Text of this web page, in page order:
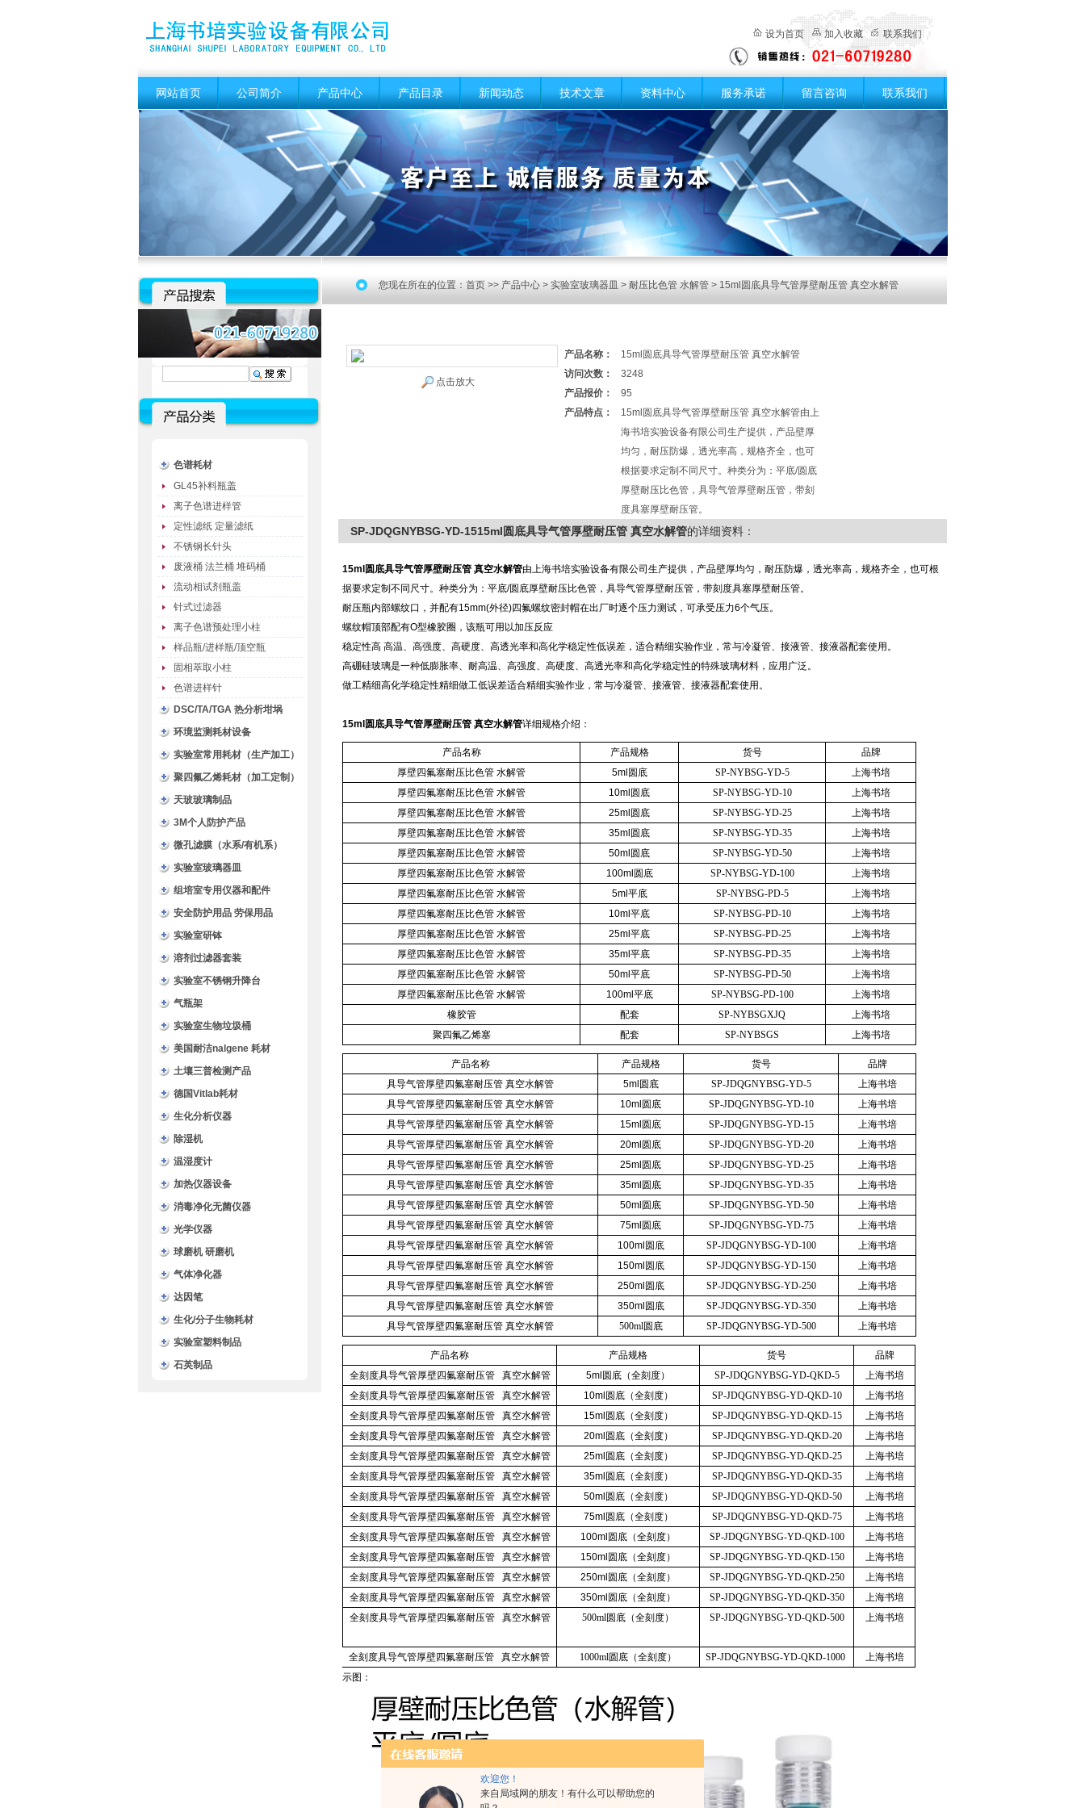
欢迎您！
来自局域网的朋友！有什么可以帮助您的
设为首页 加入收藏 联系我们
网站首页 公司简介 产品中心 产品目录 新闻动态 技术文章 资料中心 服务承诺 留言咨询 联系我们
色谱耗材
GL45补料瓶盖
离子色谱进样管
定性滤纸 定量滤纸
不锈钢长针头
废液桶 法兰桶 堆码桶
流动相试剂瓶盖
针式过滤器
离子色谱预处理小柱
样品瓶/进样瓶/顶空瓶
固相萃取小柱
色谱进样针
DSC/TA/TGA 热分析坩埚
环境监测耗材设备
实验室常用耗材（生产加工）
聚四氟乙烯耗材（加工定制）
天玻玻璃制品
3M个人防护产品
微孔滤膜（水系/有机系）
实验室玻璃器皿
组培室专用仪器和配件
安全防护用品 劳保用品
实验室研钵
溶剂过滤器套装
实验室不锈钢升降台
气瓶架
实验室生物垃圾桶
美国耐洁nalgene 耗材
土壤三普检测产品
德国Vitlab耗材
生化分析仪器
除湿机
温湿度计
加热仪器设备
消毒净化无菌仪器
光学仪器
球磨机 研磨机
气体净化器
达因笔
生化/分子生物耗材
实验室塑料制品
石英制品
您现在所在的位置： 首页 >> 产品中心 > 实验室玻璃器皿 > 耐压比色管 水解管 > 15ml圆底具导气管厚壁耐压管 真空水解管
点击放大
产品名称：
15ml圆底具导气管厚壁耐压管 真空水解管
访问次数：
3248
产品报价：
95
产品特点：
15ml圆底具导气管厚壁耐压管 真空水解管由上
海书培实验设备有限公司生产提供，产品壁厚
均匀，耐压防爆，透光率高，规格齐全，也可
根据要求定制不同尺寸。种类分为：平底/圆底
厚壁耐压比色管，具导气管厚壁耐压管，带刻
度具塞厚壁耐压管。
SP-JDQGNYBSG-YD-1515ml圆底具导气管厚壁耐压管 真空水解管的详细资料：
15ml圆底具导气管厚壁耐压管 真空水解管由上海书培实验设备有限公司生产提供，产品壁厚均匀，耐压防爆，透光率高，规格齐全，也可根
据要求定制不同尺寸。种类分为：平底/圆底厚壁耐压比色管，具导气管厚壁耐压管，带刻度具塞厚壁耐压管。
耐压瓶内部螺纹口，并配有15mm(外径)四氟螺纹密封帽在出厂时逐个压力测试，可承受压力6个气压。
螺纹帽顶部配有O型橡胶圈，该瓶可用以加压反应
稳定性高 高温、高强度、高硬度、高透光率和高化学稳定性低误差，适合精细实验作业，常与冷凝管、接液管、接液器配套使用。
高硼硅玻璃是一种低膨胀率、耐高温、高强度、高硬度、高透光率和高化学稳定性的特殊玻璃材料，应用广泛。
做工精细高化学稳定性精细做工低误差适合精细实验作业，常与冷凝管、接液管、接液器配套使用。
15ml圆底具导气管厚壁耐压管 真空水解管详细规格介绍：
产品名称 产品规格 货号
品牌
厚壁四氟塞耐压比色管 水解管
5ml圆底 SP-NYBSG-YD-5
上海书培
厚壁四氟塞耐压比色管 水解管
10ml圆底 SP-NYBSG-YD-10
上海书培
厚壁四氟塞耐压比色管 水解管
25ml圆底 SP-NYBSG-YD-25
上海书培
厚壁四氟塞耐压比色管 水解管
35ml圆底 SP-NYBSG-YD-35
上海书培
厚壁四氟塞耐压比色管 水解管
50ml圆底 SP-NYBSG-YD-50
上海书培
厚壁四氟塞耐压比色管 水解管
100ml圆底 SP-NYBSG-YD-100
上海书培
厚壁四氟塞耐压比色管 水解管
5ml平底 SP-NYBSG-PD-5
上海书培
厚壁四氟塞耐压比色管 水解管
10ml平底 SP-NYBSG-PD-10
上海书培
厚壁四氟塞耐压比色管 水解管
25ml平底 SP-NYBSG-PD-25
上海书培
厚壁四氟塞耐压比色管 水解管
35ml平底 SP-NYBSG-PD-35
上海书培
厚壁四氟塞耐压比色管 水解管
50ml平底 SP-NYBSG-PD-50
上海书培
厚壁四氟塞耐压比色管 水解管
100ml平底 SP-NYBSG-PD-100
上海书培
橡胶管
配套 SP-NYBSGXJQ
上海书培
聚四氟乙烯塞
配套 SP-NYBSGS 上海书培
产品名称 产品规格 货号
品牌
具导气管厚壁四氟塞耐压管 真空水解管
5ml圆底 SP-JDQGNYBSG-YD-5
上海书培
具导气管厚壁四氟塞耐压管 真空水解管
10ml圆底 SP-JDQGNYBSG-YD-10
上海书培
具导气管厚壁四氟塞耐压管 真空水解管
15ml圆底 SP-JDQGNYBSG-YD-15
上海书培
具导气管厚壁四氟塞耐压管 真空水解管
20ml圆底 SP-JDQGNYBSG-YD-20
上海书培
具导气管厚壁四氟塞耐压管 真空水解管
25ml圆底 SP-JDQGNYBSG-YD-25
上海书培
具导气管厚壁四氟塞耐压管 真空水解管
35ml圆底 SP-JDQGNYBSG-YD-35
上海书培
具导气管厚壁四氟塞耐压管 真空水解管
50ml圆底 SP-JDQGNYBSG-YD-50
上海书培
具导气管厚壁四氟塞耐压管 真空水解管
75ml圆底 SP-JDQGNYBSG-YD-75
上海书培
具导气管厚壁四氟塞耐压管 真空水解管
100ml圆底 SP-JDQGNYBSG-YD-100
上海书培
具导气管厚壁四氟塞耐压管 真空水解管
150ml圆底 SP-JDQGNYBSG-YD-150
上海书培
具导气管厚壁四氟塞耐压管 真空水解管
250ml圆底 SP-JDQGNYBSG-YD-250
上海书培
具导气管厚壁四氟塞耐压管 真空水解管
350ml圆底 SP-JDQGNYBSG-YD-350
上海书培
具导气管厚壁四氟塞耐压管 真空水解管
500ml圆底 SP-JDQGNYBSG-YD-500 上海书培
产品名称 产品规格 货号
品牌
全刻度具导气管厚壁四氟塞耐压管 真空水解管
5ml圆底（全刻度） SP-JDQGNYBSG-YD-QKD-5
上海书培
全刻度具导气管厚壁四氟塞耐压管 真空水解管
10ml圆底（全刻度） SP-JDQGNYBSG-YD-QKD-10
上海书培
全刻度具导气管厚壁四氟塞耐压管 真空水解管
15ml圆底（全刻度） SP-JDQGNYBSG-YD-QKD-15
上海书培
全刻度具导气管厚壁四氟塞耐压管 真空水解管
20ml圆底（全刻度） SP-JDQGNYBSG-YD-QKD-20
上海书培
全刻度具导气管厚壁四氟塞耐压管 真空水解管
25ml圆底（全刻度） SP-JDQGNYBSG-YD-QKD-25
上海书培
全刻度具导气管厚壁四氟塞耐压管 真空水解管
35ml圆底（全刻度） SP-JDQGNYBSG-YD-QKD-35
上海书培
全刻度具导气管厚壁四氟塞耐压管 真空水解管
50ml圆底（全刻度） SP-JDQGNYBSG-YD-QKD-50
上海书培
全刻度具导气管厚壁四氟塞耐压管 真空水解管
75ml圆底（全刻度） SP-JDQGNYBSG-YD-QKD-75
上海书培
全刻度具导气管厚壁四氟塞耐压管 真空水解管
100ml圆底（全刻度） SP-JDQGNYBSG-YD-QKD-100
上海书培
全刻度具导气管厚壁四氟塞耐压管 真空水解管
150ml圆底（全刻度） SP-JDQGNYBSG-YD-QKD-150
上海书培
全刻度具导气管厚壁四氟塞耐压管 真空水解管
250ml圆底（全刻度） SP-JDQGNYBSG-YD-QKD-250
上海书培
全刻度具导气管厚壁四氟塞耐压管 真空水解管
350ml圆底（全刻度） SP-JDQGNYBSG-YD-QKD-350
上海书培
全刻度具导气管厚壁四氟塞耐压管 真空水解管
500ml圆底（全刻度） SP-JDQGNYBSG-YD-QKD-500 上海书培
全刻度具导气管厚壁四氟塞耐压管 真空水解管 1000ml圆底（全刻度） SP-JDQGNYBSG-YD-QKD-1000
上海书培
示图：